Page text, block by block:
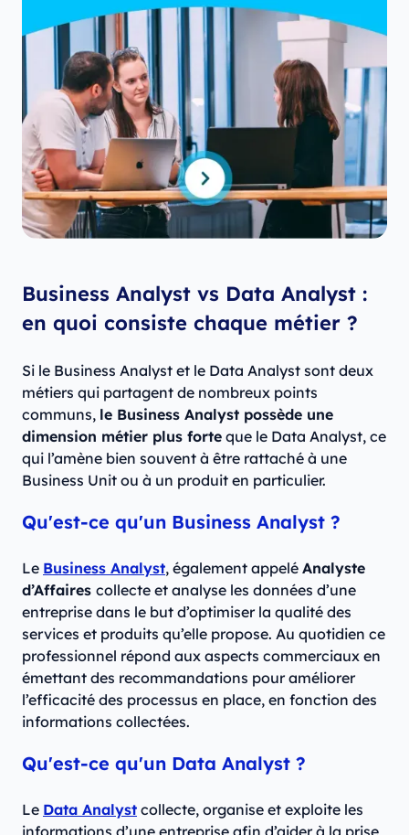
Business Analyst vs Data Analyst :
en quoi consiste chaque métier ?
Si le Business Analyst et le Data Analyst sont deux
métiers qui partagent de nombreux points
communs, le Business Analyst possède une
dimension métier plus forte que le Data Analyst, ce
qui l’amène bien souvent à être rattaché à une
Business Unit ou à un produit en particulier.
Qu'est-ce qu'un Business Analyst ?
Le Business Analyst, également appelé Analyste
d’Affaires collecte et analyse les données d’une
entreprise dans le but d’optimiser la qualité des
services et produits qu’elle propose. Au quotidien ce
professionnel répond aux aspects commerciaux en
émettant des recommandations pour améliorer
l’efficacité des processus en place, en fonction des
informations collectées.
Qu'est-ce qu'un Data Analyst ?
Le Data Analyst collecte, organise et exploite les